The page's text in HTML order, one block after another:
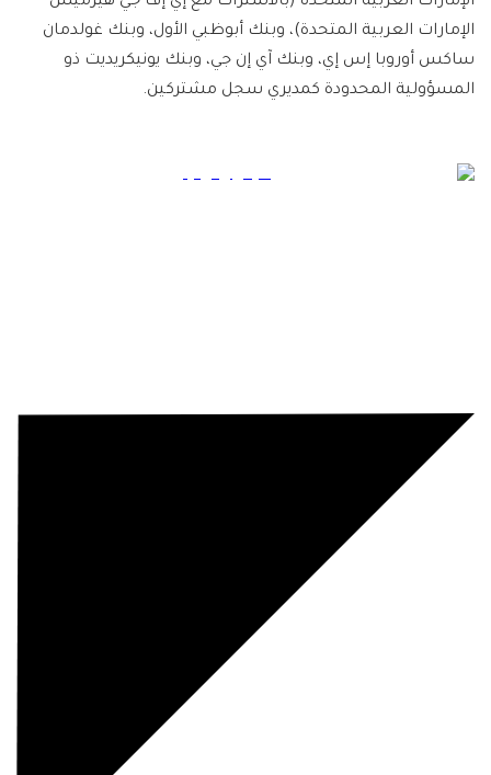
الإمارات العربية المتحدة)، وبنك أبوظبي الأول، وبنك غولدمان
ساكس أوروبا إس إي، وبنك آي إن جي، وبنك يونيكريديت ذو
المسؤولية المحدودة كمديري سجل مشتركين.